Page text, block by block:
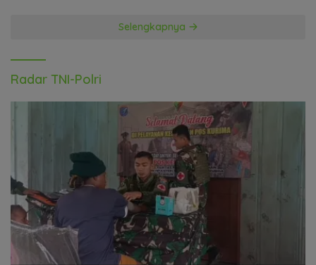
Selengkapnya
Radar TNI-Polri